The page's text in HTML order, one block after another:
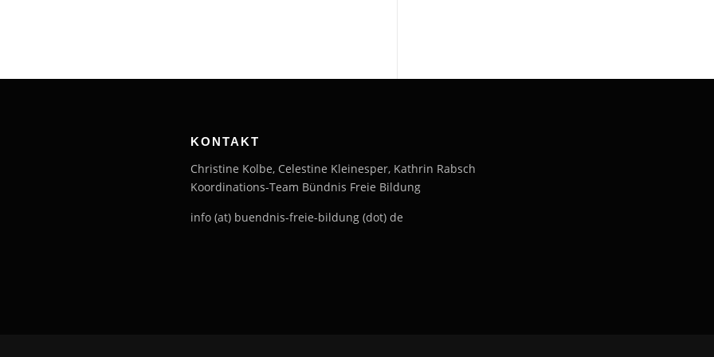
KONTAKT
Christine Kolbe, Celestine Kleinesper, Kathrin Rabsch
Koordinations-Team Bündnis Freie Bildung
info (at) buendnis-freie-bildung (dot) de